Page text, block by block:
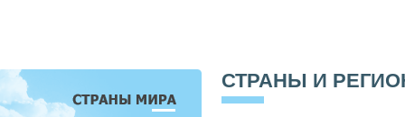
СТРАНЫ И